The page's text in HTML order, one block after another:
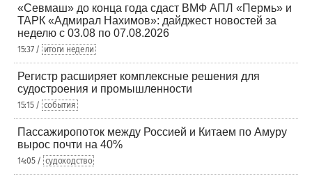
«Севмаш» до конца года сдаст ВМФ АПЛ «Пермь» и
ТАРК «Адмирал Нахимов»: дайджест новостей за
неделю с 03.08 по 07.08.2026
15:37 / итоги недели
Регистр расширяет комплексные решения для
судостроения и промышленности
15:15 / события
Пассажиропоток между Россией и Китаем по Амуру
вырос почти на 40%
14:05 / судоходство